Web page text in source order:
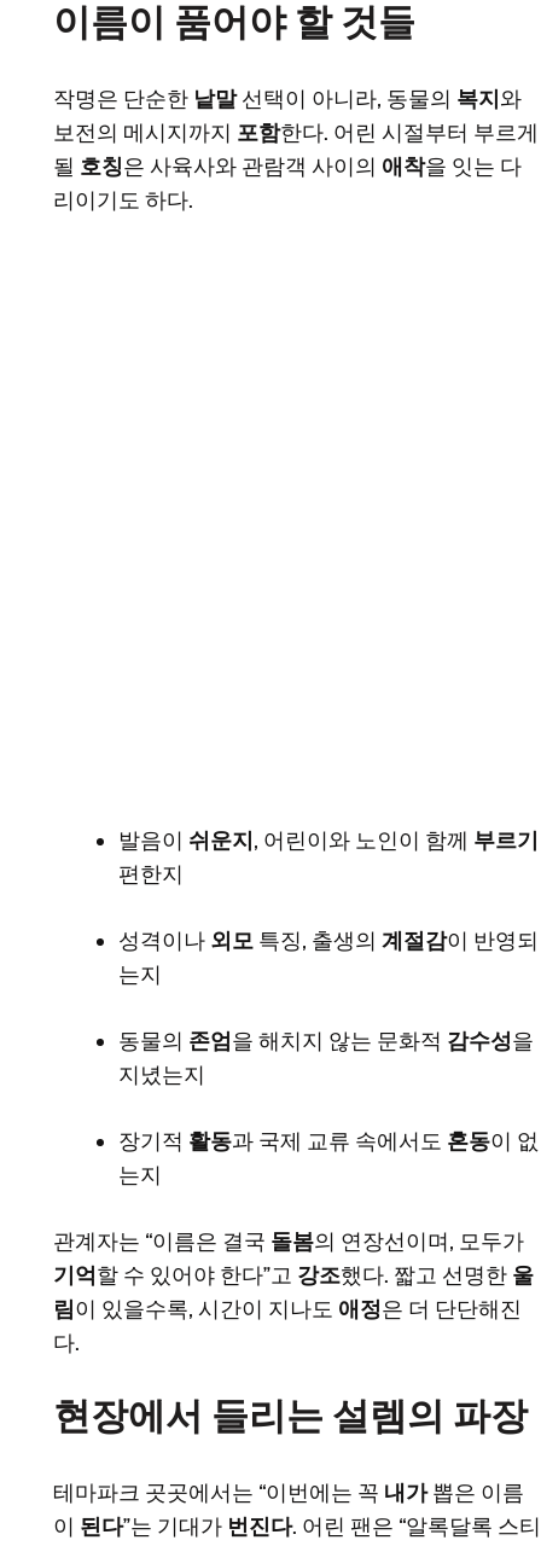
이름이 품어야 할 것들
작명은 단순한 낱말선택이 아니라, 동물의 복지 와
보전의 메시지까지 포함한다. 어린 시절부터 부르게
될 호칭은 사육사와 관람객 사이의 애착을 잇는 다
리이기도 하다.
발음이 쉬운지 , 어린이와 노인이 함께 부르기
편한지
성격이나 외모 특징, 출생의 계절감이 반영되
는지
동물의 존엄 을 해치지 않는 문화적 감수성을
지녔는지
장기적 활동과 국제 교류 속에서도 혼동이 없
는지
관계자는 “이름은 결국 돌봄의 연장선이며, 모두가
기억 할 수 있어야 한다”고 강조했다. 짧고 선명한 울
림이 있을수록, 시간이 지나도 애정은 더 단단해진
다.
현장에서 들리는 설렘의 파장
테마파크 곳곳에서는 “이번에는 꼭 내가뽑은 이름
이 된다”는 기대가 번진다. 어린 팬은 “알록달록 스티